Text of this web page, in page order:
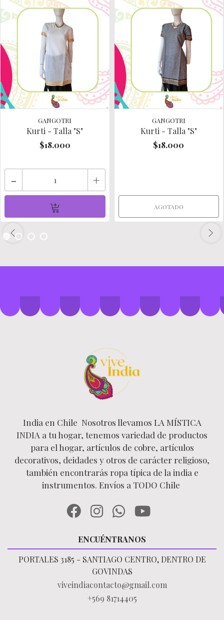
GANGOTRI
Kurti - Talla "S"
$18.000
- +
GANGOTRI
Kurti - Talla "S"
$18.000
AGOTADO
India en Chile Nosotros llevamos LA MÍSTICA
INDIA a tu hogar, tenemos variedad de productos
para el hogar, artículos de cobre, artículos
decorativos, deidades y otros de carácter religioso,
también encontrarás ropa típica de la india e
instrumentos. Envíos a TODO Chile
ENCUÉNTRANOS
PORTALES 3185 - SANTIAGO CENTRO, DENTRO DE
GOVINDAS
viveindiacontacto@gmail.com
+569 81714405